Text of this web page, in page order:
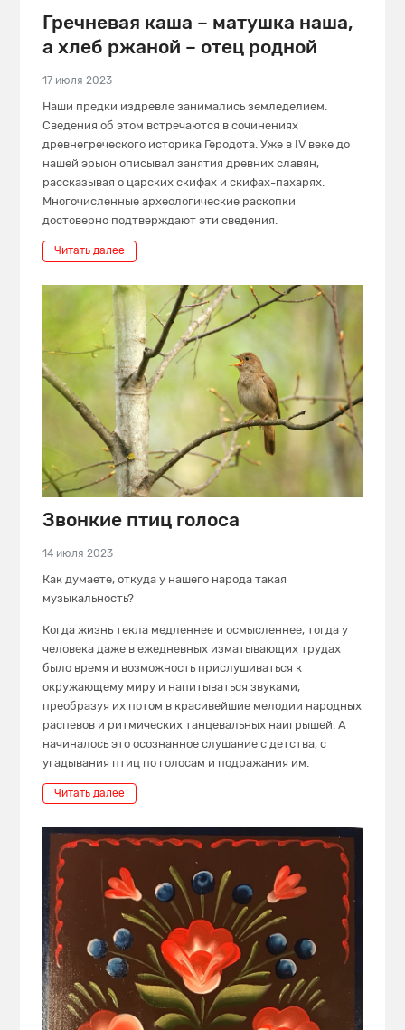
Гречневая каша – матушка наша,
а хлеб ржаной – отец родной
17 июля 2023
Наши предки издревле занимались земледелием.
Сведения об этом встречаются в сочинениях
древнегреческого историка Геродота. Уже в IV веке до
нашей эрыон описывал занятия древних славян,
рассказывая о царских скифах и скифах-пахарях.
Многочисленные археологические раскопки
достоверно подтверждают эти сведения.
Читать далее
Звонкие птиц голоса
14 июля 2023
Как думаете, откуда у нашего народа такая
музыкальность?
Когда жизнь текла медленнее и осмысленнее, тогда у
человека даже в ежедневных изматывающих трудах
было время и возможность прислушиваться к
окружающему миру и напитываться звуками,
преобразуя их потом в красивейшие мелодии народных
распевов и ритмических танцевальных наигрышей. А
начиналось это осознанное слушание с детства, с
угадывания птиц по голосам и подражания им.
Читать далее